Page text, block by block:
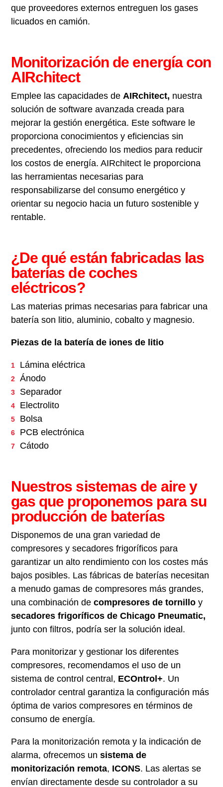
que proveedores externos entreguen los gases
licuados en camión.
Monitorización de energía con
AIRchitect
Emplee las capacidades de AIRchitect, nuestra
solución de software avanzada creada para
mejorar la gestión energética. Este software le
proporciona conocimientos y eficiencias sin
precedentes, ofreciendo los medios para reducir
los costos de energía. AIRchitect le proporciona
las herramientas necesarias para
responsabilizarse del consumo energético y
orientar su negocio hacia un futuro sostenible y
rentable.
¿De qué están fabricadas las
baterías de coches
eléctricos?
Las materias primas necesarias para fabricar una
batería son litio, aluminio, cobalto y magnesio.
Piezas de la batería de iones de litio
Lámina eléctrica
Ánodo
Separador
Electrolito
Bolsa
PCB electrónica
Cátodo
Nuestros sistemas de aire y
gas que proponemos para su
producción de baterías
Disponemos de una gran variedad de
compresores y secadores frigoríficos para
garantizar un alto rendimiento con los costes más
bajos posibles. Las fábricas de baterías necesitan
a menudo gamas de compresores más grandes,
una combinación de compresores de tornilloy
secadores frigoríficos de Chicago Pneumatic,
junto con filtros, podría ser la solución ideal.
Para monitorizar y gestionar los diferentes
compresores, recomendamos el uso de un
sistema de control central, ECOntrol+. Un
controlador central garantiza la configuración más
óptima de varios compresores en términos de
consumo de energía.
Para la monitorización remota y la indicación de
alarma, ofrecemos un sistema de
monitorización remota, ICONS. Las alertas se
envían directamente desde su controlador a su